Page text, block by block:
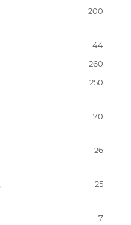
200
44
260
250
70
26
25
7